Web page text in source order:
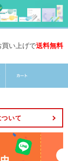
い上げで送料無料
いて